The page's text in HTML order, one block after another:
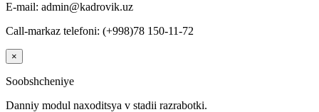
E-mail: admin@kadrovik.uz
Call-markaz telefoni: (+998)78 150-11-72
×
Soobshcheniye
Danniy modul naхoditsya v stadii razrabotki.